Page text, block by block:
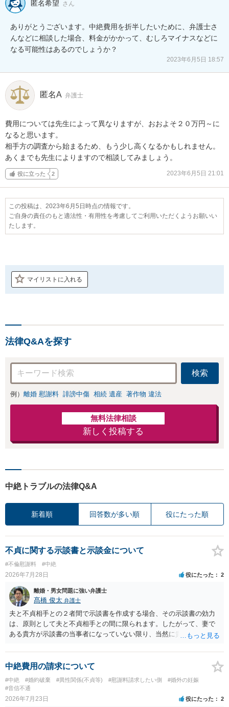
匿名希望 さん
ありがとうございます。中絶費用を折半したいために、弁護士さ
んなどに相談した場合、料金がかかって、むしろマイナスなどに
なる可能性はあるのでしょうか？
2023年6月5日 18:57
匿名A 弁護士
費用については先生によって異なりますが、おおよそ２０万円～に
なると思います。
相手方の調査から始まるため、もう少し高くなるかもしれません。
あくまでも先生によりますので相談してみましょう。
役に立った 2 2023年6月5日 21:01
この投稿は、2023年6月5日時点の情報です。
ご自身の責任のもと適法性・有用性を考慮してご利用いただくようお願いい
たします。
マイリストに入れる
法律Q&Aを探す
検索
例） 離婚 慰謝料 誹謗中傷 相続 遺産 著作物 違法
無料法律相談
新しく投稿する
中絶トラブルの法律Q&A
新着順 回答数が多い順 役にたった順
不貞に関する示談書と示談金について
#不倫慰謝料 #中絶
2026年7月28日 役にたった 2
離婚・男女問題に強い弁護士
髙橋 俊太 弁護士
夫と不貞相手との２者間で示談書を作成する場合、その示談書の効力
は、原則として夫と不貞相手との間に限られます。したがって、妻で
ある貴方が示談書の当事者になっていない限り、当然に貴方の不貞慰
避けるためには、示談書の中に「本示談は夫と不貞相手との間の清算
に限るものであり、妻の不貞相手に対する慰謝料請求権を放棄・制限
するものではない」旨を明記しておく方が安全です。また、清算条項
を入れる場合にも、「夫と不貞相手との間に限る」と対象を明確にす
べきです。 他方、不貞相手が夫から示談金を受け取る場合、その名目
中絶費用の請求について
#中絶 #婚約破棄 #異性関係(不貞等) #慰謝料請求したい側
#婚外の妊娠
#音信不通
2026年7月23日 役にたった 2